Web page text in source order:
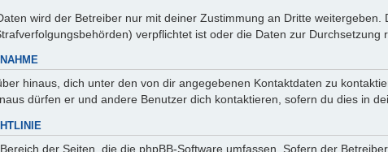
wird der Betreiber nur mit deiner Zustimmung an Dritte
verpflichtet ist oder die Daten zur Durchsetzung
hinaus, dich unter den von dir angegebenen Kontaktdaten zu
dürfen er und andere Benutzer dich kontaktieren, sofern du dies in
der Seiten, die die phpBB-Software umfassen. Sofern der